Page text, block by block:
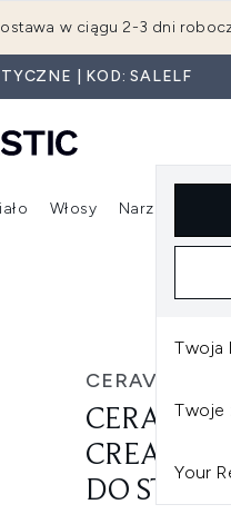
treści
w ciągu 2-3 dni
| KOD: SALELF
Twoja
Twoje
Your
(Pielęgnacja twarzy)
Wejdź do podmenu (Nowości)Wejdź do podmenu (Makijaż)
Włosy Narzędzia
CERAVE
CERAVE
CREAM
DO STÓP